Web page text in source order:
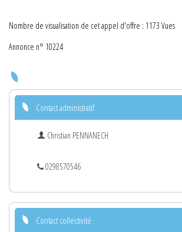
Nombre de visualisation de cet appel d'offre : 1173 Vues
Annonce n° 10224
Contact administratif
Christian PENNANECH
0298570546
Contact collectivité